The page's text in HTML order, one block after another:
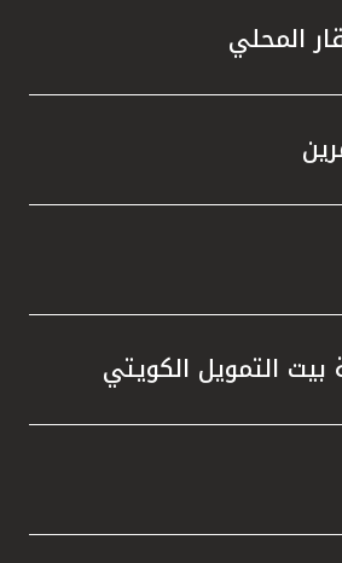
المحلي
التمويل الكويتي